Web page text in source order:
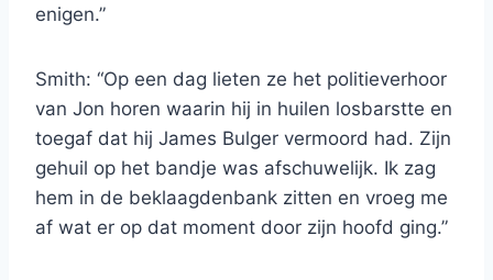
enigen.”
Smith: “Op een dag lieten ze het politieverhoor
van Jon horen waarin hij in huilen losbarstte en
toegaf dat hij James Bulger vermoord had. Zijn
gehuil op het bandje was afschuwelijk. Ik zag
hem in de beklaagdenbank zitten en vroeg me
af wat er op dat moment door zijn hoofd ging.”